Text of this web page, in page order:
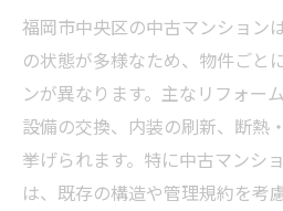
福岡市中央区の中古マンション
の状態が多様なため、物件ごと
ンが異なります。主なリフォー
設備の交換、内装の刷新、断熱
挙げられます。特に中古マンシ
は、既存の構造や管理規約を考